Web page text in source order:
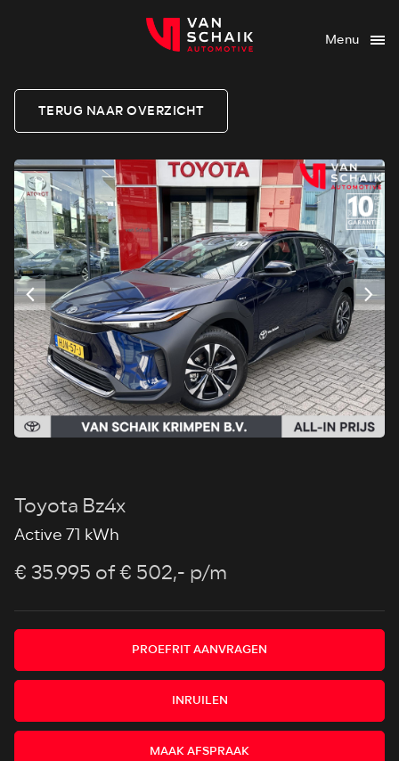
Menu
TERUG NAAR OVERZICHT
Toyota Bz4x
Active 71 kWh
€ 35.995 of € 502,- p/m
PROEFRIT AANVRAGEN
INRUILEN
MAAK AFSPRAAK